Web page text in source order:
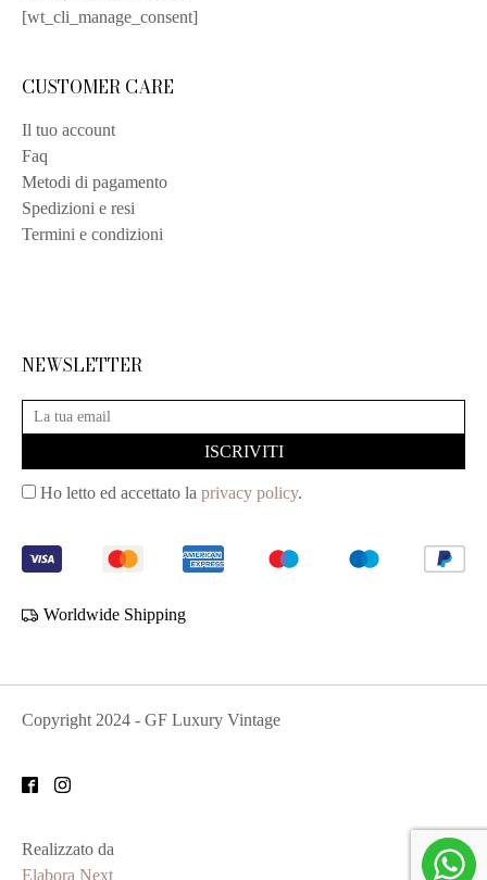
[wt_cli_manage_consent]
CUSTOMER CARE
Il tuo account
Faq
Metodi di pagamento
Spedizioni e resi
Termini e condizioni
NEWSLETTER
Ho letto ed accettato la privacy policy.
Worldwide Shipping
Copyright 2024 - GF Luxury Vintage
Realizzato da
Elabora Next